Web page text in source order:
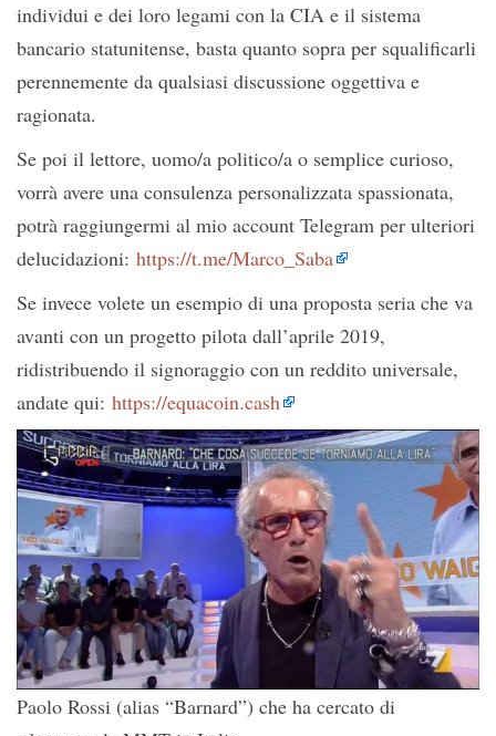
individui e dei loro legami con la CIA e il sistema
bancario statunitense, basta quanto sopra per squalificarli
perennemente da qualsiasi discussione oggettiva e
ragionata.
Se poi il lettore, uomo/a politico/a o semplice curioso,
vorrà avere una consulenza personalizzata spassionata,
potrà raggiungermi al mio account Telegram per ulteriori
delucidazioni: https://t.me/Marco_Saba
Se invece volete un esempio di una proposta seria che va
avanti con un progetto pilota dall’aprile 2019,
ridistribuendo il signoraggio con un reddito universale,
andate qui: https://equacoin.cash
Paolo Rossi (alias “Barnard”) che ha cercato di